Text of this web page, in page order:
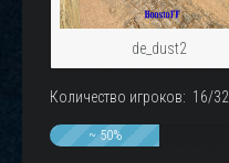
de_dust2
Количество игроков: 16/32
~ 50%